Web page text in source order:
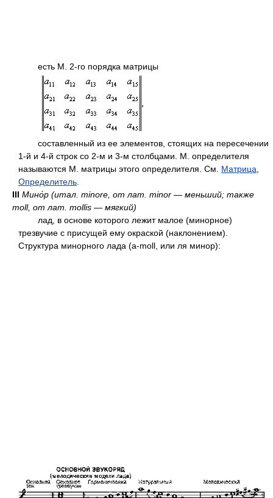
есть М. 2-го порядка матрицы
составленный из ее элементов, стоящих на пересечении
1-й и 4-й строк со 2-м и 3-м столбцами. М. определителя
называются М. матрицы этого определителя. См. Матрица
Определитель
III Мино́р (итал. minore, от лат. minor — меньший; также
moll, от лат. mollis — мягкий)
лад, в основе которого лежит малое (минорное)
трезвучие с присущей ему окраской (наклонением).
Структура минорного лада (a-moll, или ля минор):